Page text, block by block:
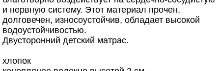
и нервную систему. Этот материал прочен,
долговечен, износоустойчив, обладает высокой
водоустойчивостью.
Двусторонний детский матрас.
хлопок